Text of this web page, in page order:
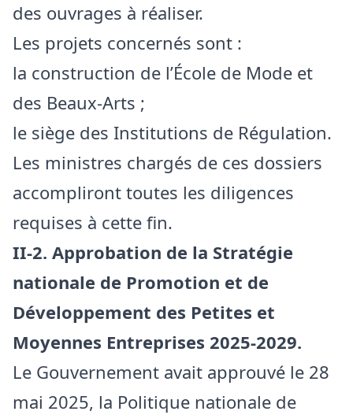
des ouvrages à réaliser.
Les projets concernés sont :
la construction de l’École de Mode et
des Beaux-Arts ;
le siège des Institutions de Régulation.
Les ministres chargés de ces dossiers
accompliront toutes les diligences
requises à cette fin.
II-2. Approbation de la Stratégie
nationale de Promotion et de
Développement des Petites et
Moyennes Entreprises 2025-2029.
Le Gouvernement avait approuvé le 28
mai 2025, la Politique nationale de